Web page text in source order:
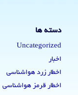
دسته ها
Uncategorized
اخبار
اخطار زرد هواشناسی
اخطار قرمز هواشناسی